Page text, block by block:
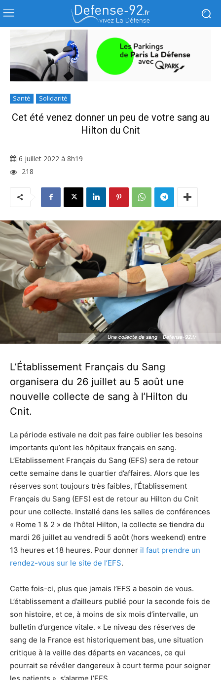
Santé Solidarité
Cet été venez donner un peu de votre sang au
Hilton du Cnit
6 juillet 2022 à 8h19
218
Une collecte de sang - Defense-92.fr
Une collecte de sang - Defense-92.fr
L’Établissement Français du Sang
organisera du 26 juillet au 5 août une
nouvelle collecte de sang à l’Hilton du
Cnit.
La période estivale ne doit pas faire oublier les besoins
importants qu’ont les hôpitaux français en sang.
L’Etablissement Français du Sang (EFS) sera de retour
cette semaine dans le quartier d’affaires. Alors que les
réserves sont toujours très faibles, l’Établissement
Français du Sang (EFS) est de retour au Hilton du Cnit
pour une collecte. Installé dans les salles de conférences
« Rome 1 & 2 » de l’hôtel Hilton, la collecte se tiendra du
mardi 26 juillet au vendredi 5 août (hors weekend) entre
13 heures et 18 heures. Pour donner il faut prendre un
rendez-vous sur le site de l’EFS.
Cette fois-ci, plus que jamais l’EFS a besoin de vous.
L’établissement a d’ailleurs publié pour la seconde fois de
son histoire, et ce, à moins de six mois d’intervalle, un
bulletin d’urgence vitale. « Le niveau des réserves de
sang de la France est historiquement bas, une situation
critique à la veille des départs en vacances, ce qui
pourrait se révéler dangereux à court terme pour soigner
les patients », s’alarme l’EFS.